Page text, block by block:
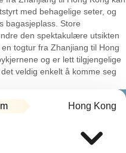
med behagelige seter, og
bagasjeplass. Store
den spektakulære utsikten
togtur fra Zhanjiang til Hong
og er lett tilgjengelige
veldig enkelt å komme seg
Hong Kong